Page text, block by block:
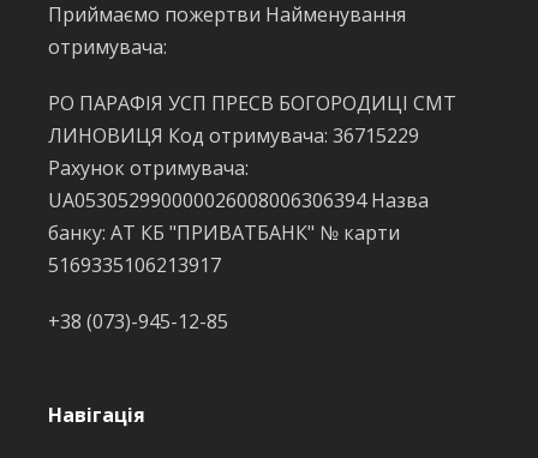
Приймаємо пожертви Найменування
отримувача:
РО ПАРАФІЯ УСП ПРЕСВ БОГОРОДИЦІ СМТ
ЛИНОВИЦЯ Код отримувача: 36715229
Рахунок отримувача:
UA053052990000026008006306394 Назва
банку: АТ КБ "ПРИВАТБАНК" № карти
5169335106213917
+38 (073)-945-12-85
Навігація